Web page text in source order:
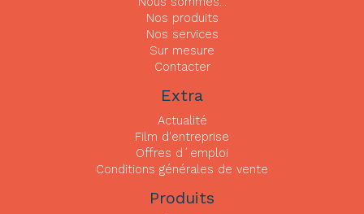
Nos produits
Nos services
Sur mesure
Contacter
Extra
Actualité
Film d'entreprise
Offres d´emploi
Conditions générales de vente
Produits